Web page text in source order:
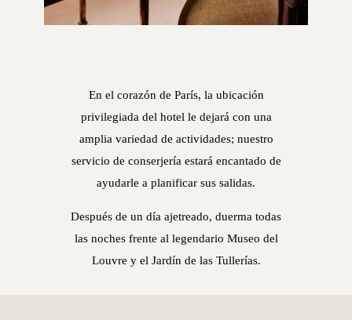
En el corazón de París, la ubicación
privilegiada del hotel le dejará con una
amplia variedad de actividades; nuestro
servicio de conserjería estará encantado de
ayudarle a planificar sus salidas.
Después de un día ajetreado, duerma todas
las noches frente al legendario Museo del
Louvre y el Jardín de las Tullerías.